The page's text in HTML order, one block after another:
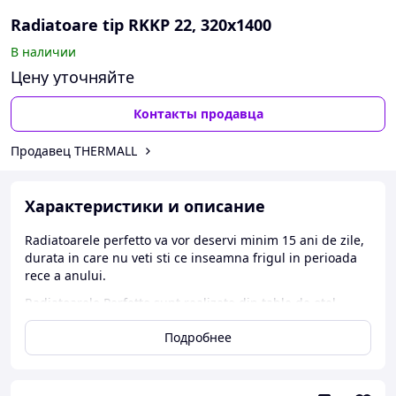
Radiatoare tip RKKP 22, 320x1400
В наличии
Цену уточняйте
Контакты продавца
Продавец THERMALL
Характеристики и описание
Radiatoarele perfetto va vor deservi minim 15 ani de zile,
durata in care nu veti sti ce inseamna frigul in perioada
rece a anului.
Radiatoarele Perfetto sunt realizate din table de otel
laminate la rece, cu profilare solida, cu nervuri la 40 mm.
• tehnologia de vopsire in camp electrostatic confera o
rezistenta mare la coroziune si impact
baza de rasina epoxidica aplicata peste primul strat de
Подробнее